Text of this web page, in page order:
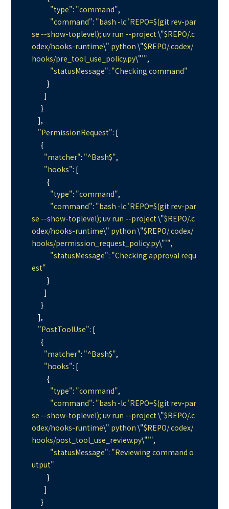
"type": "command",
"command": "bash -lc 'REPO=$(git rev-par
se --show-toplevel); uv run --project \"$REPO/.c
odex/hooks-runtime\" python \"$REPO/.codex/
hooks/pre_tool_use_policy.py\"'",
"statusMessage": "Checking command"
"PermissionRequest": [
"matcher": "^Bash$",
"hooks": [
"type": "command",
"command": "bash -lc 'REPO=$(git rev-par
se --show-toplevel); uv run --project \"$REPO/.c
odex/hooks-runtime\" python \"$REPO/.codex/
hooks/permission_request_policy.py\"'",
"statusMessage": "Checking approval requ
est"
"PostToolUse": [
"matcher": "^Bash$",
"hooks": [
"type": "command",
"command": "bash -lc 'REPO=$(git rev-par
se --show-toplevel); uv run --project \"$REPO/.c
odex/hooks-runtime\" python \"$REPO/.codex/
hooks/post_tool_use_review.py\"'",
"statusMessage": "Reviewing command o
utput"